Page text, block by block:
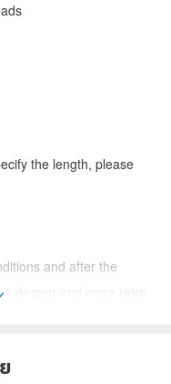
the length, please
and after the
deeper and more retro